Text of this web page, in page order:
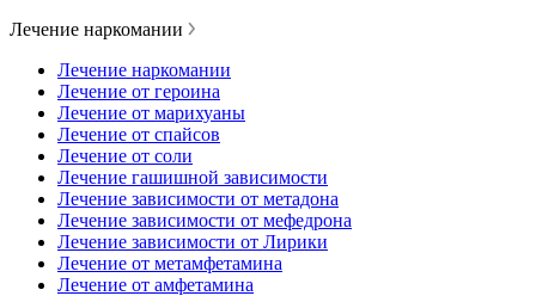
Лечение наркомании
Лечение наркомании
Лечение от героина
Лечение от марихуаны
Лечение от спайсов
Лечение от соли
Лечение гашишной зависимости
Лечение зависимости от метадона
Лечение зависимости от мефедрона
Лечение зависимости от Лирики
Лечение от метамфетамина
Лечение от амфетамина